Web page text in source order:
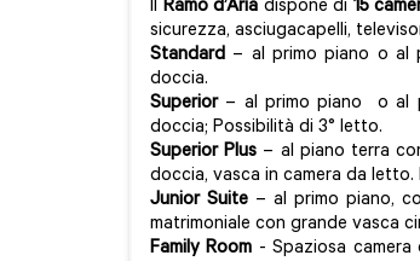
Il Ramo d’Aria dispone di 15
sicurezza, asciugacapelli,
Standard – al primo piano o al
doccia.
Superior– al primo piano o al
doccia; Possibilità di 3° letto.
Superior Plus – al piano terra
doccia, vasca in camera da
Junior Suite – al primo piano,
matrimoniale con grande vasca
Family Room - Spaziosa